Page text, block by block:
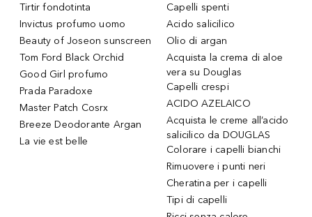
Tirtir fondotinta
Invictus profumo uomo
Beauty of Joseon sunscreen
Tom Ford Black Orchid
Good Girl profumo
Prada Paradoxe
Master Patch Cosrx
Breeze Deodorante Argan
La vie est belle
Capelli spenti
Acido salicilico
Olio di argan
Acquista la crema di aloe
vera su Douglas
Capelli crespi
ACIDO AZELAICO
Acquista le creme all’acido
salicilico da DOUGLAS
Colorare i capelli bianchi
Rimuovere i punti neri
Cheratina per i capelli
Tipi di capelli